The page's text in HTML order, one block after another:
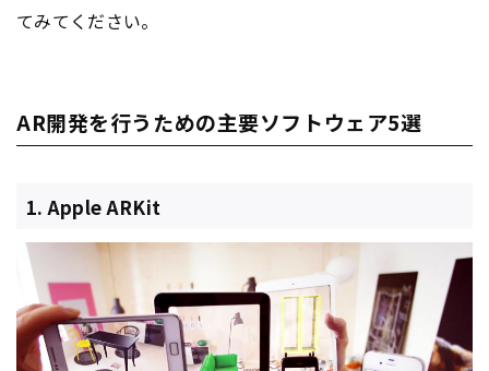
てみてください。
AR開発を行うための主要ソフトウェア5選
1. Apple ARKit